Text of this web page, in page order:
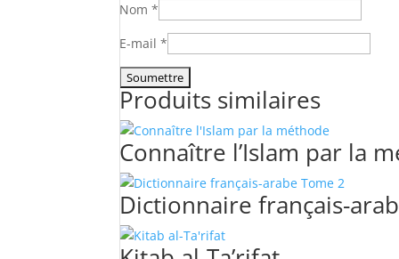
Nom*
E-mail*
Produits similaires
Connaître l’Islam par la
Dictionnaire français-